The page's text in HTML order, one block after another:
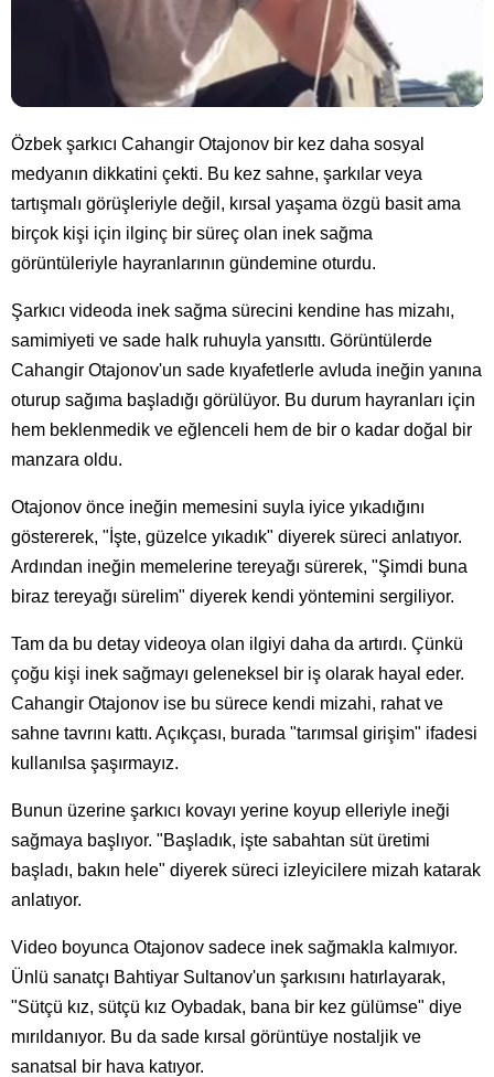
Özbek şarkıcı Cahangir Otajonov bir kez daha sosyal
medyanın dikkatini çekti. Bu kez sahne, şarkılar veya
tartışmalı görüşleriyle değil, kırsal yaşama özgü basit ama
birçok kişi için ilginç bir süreç olan inek sağma
görüntüleriyle hayranlarının gündemine oturdu.
Şarkıcı videoda inek sağma sürecini kendine has mizahı,
samimiyeti ve sade halk ruhuyla yansıttı. Görüntülerde
Cahangir Otajonov'un sade kıyafetlerle avluda ineğin yanına
oturup sağıma başladığı görülüyor. Bu durum hayranları için
hem beklenmedik ve eğlenceli hem de bir o kadar doğal bir
manzara oldu.
Otajonov önce ineğin memesini suyla iyice yıkadığını
göstererek, "İşte, güzelce yıkadık" diyerek süreci anlatıyor.
Ardından ineğin memelerine tereyağı sürerek, "Şimdi buna
biraz tereyağı sürelim" diyerek kendi yöntemini sergiliyor.
Tam da bu detay videoya olan ilgiyi daha da artırdı. Çünkü
çoğu kişi inek sağmayı geleneksel bir iş olarak hayal eder.
Cahangir Otajonov ise bu sürece kendi mizahi, rahat ve
sahne tavrını kattı. Açıkçası, burada "tarımsal girişim" ifadesi
kullanılsa şaşırmayız.
Bunun üzerine şarkıcı kovayı yerine koyup elleriyle ineği
sağmaya başlıyor. "Başladık, işte sabahtan süt üretimi
başladı, bakın hele" diyerek süreci izleyicilere mizah katarak
anlatıyor.
Video boyunca Otajonov sadece inek sağmakla kalmıyor.
Ünlü sanatçı Bahtiyar Sultanov'un şarkısını hatırlayarak,
"Sütçü kız, sütçü kız Oybadak, bana bir kez gülümse" diye
mırıldanıyor. Bu da sade kırsal görüntüye nostaljik ve
sanatsal bir hava katıyor.